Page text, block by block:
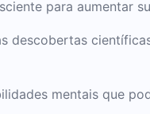
para aumentar
descobertas
mentais que